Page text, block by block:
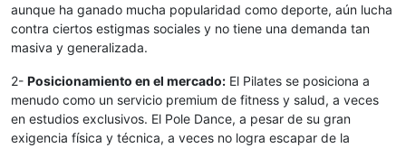
aunque ha ganado mucha popularidad como deporte, aún lucha
contra ciertos estigmas sociales y no tiene una demanda tan
masiva y generalizada.
2- Posicionamiento en el mercado: El Pilates se posiciona a
menudo como un servicio premium de fitness y salud, a veces
en estudios exclusivos. El Pole Dance, a pesar de su gran
exigencia física y técnica, a veces no logra escapar de la